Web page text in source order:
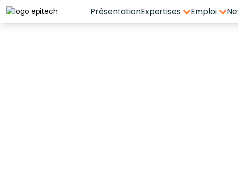
PrésentationExpertises Emploi